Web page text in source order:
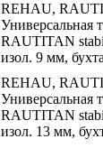
REHAU,
Универсальная
RAUTITAN
изол. 9 мм,
REHAU,
Универсальная
RAUTITAN
изол. 13 мм,